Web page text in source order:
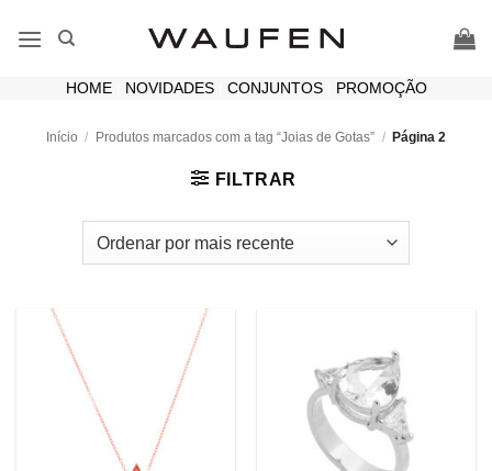
HOME| NOVIDADES| CONJUNTOS| PROMOÇÃO
Início / Produtos marcados com a tag “Joias de Gotas” / Página 2
FILTRAR